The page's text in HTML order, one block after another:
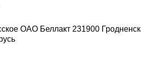
ОАО Беллакт 231900